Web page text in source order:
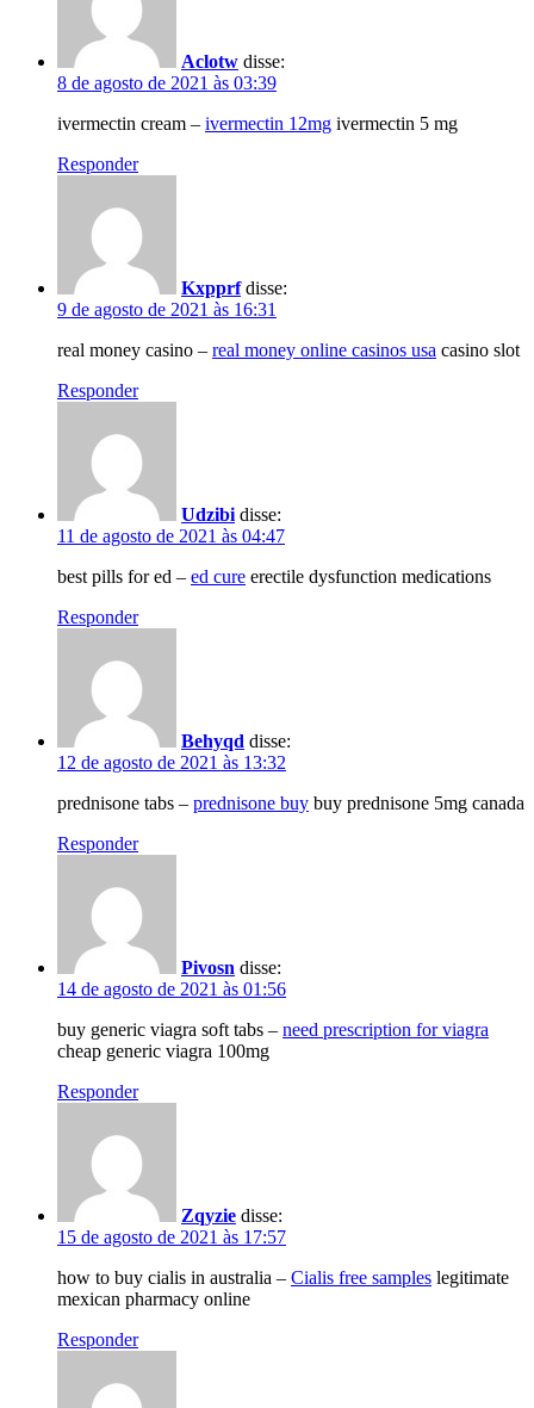
Aclotw disse:
8 de agosto de 2021 às 03:39
ivermectin cream – ivermectin 12mg ivermectin 5 mg
Responder
Kxpprf disse:
9 de agosto de 2021 às 16:31
real money casino – real money online casinos usa casino slot
Responder
Udzibi disse:
11 de agosto de 2021 às 04:47
best pills for ed – ed cure erectile dysfunction medications
Responder
Behyqd disse:
12 de agosto de 2021 às 13:32
prednisone tabs – prednisone buy buy prednisone 5mg canada
Responder
Pivosn disse:
14 de agosto de 2021 às 01:56
buy generic viagra soft tabs – need prescription for viagra
cheap generic viagra 100mg
Responder
Zqyzie disse:
15 de agosto de 2021 às 17:57
how to buy cialis in australia – Cialis free samples legitimate
mexican pharmacy online
Responder